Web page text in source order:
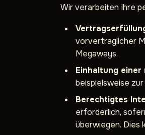
Wir verarbeiten Ihre
vorvertraglicher
Megaways.
Einhaltung
beispielsweise
Berechtigtes
erforderlich,
überwiegen. Dies